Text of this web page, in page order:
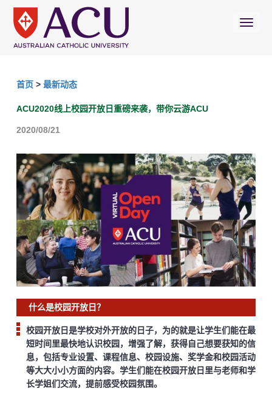
首页 > 最新动态
ACU2020线上校园开放日重磅来袭，带你云游ACU
2020/08/21
什么是校园开放日？
校园开放日是学校对外开放的日子，为的就是让学生们能在最
短时间里最快地认识校园，增强了解，获得自己想要获知的信
息，包括专业设置、课程信息、校园设施、奖学金和校园活动
等大大小小方面的内容。学生们能在校园开放日里与老师和学
长学姐们交流，提前感受校园氛围。